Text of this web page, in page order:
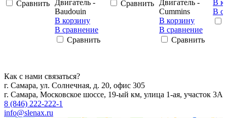
Сравнить
Двигатель -
Baudouin
В корзину
В сравнение
Сравнить
Сравнить
Двигатель -
Cummins
В корзину
В сравнение
Сравнить
В
В
Как с нами связаться?
г. Самара, ул. Солнечная, д. 20, офис 305
г. Самара, Московское шоссе, 19-ый км, улица 1-ая, участок 3А
8 (846) 222-222-1
info@slenax.ru